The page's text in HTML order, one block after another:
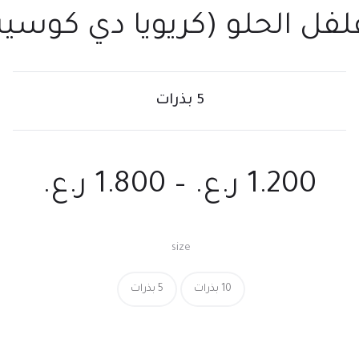
الحلو (كريويا دي
5 بذرات
1.200 ر.ع. –
1.800 ر.ع.
size
10 بذرات 5 بذرات